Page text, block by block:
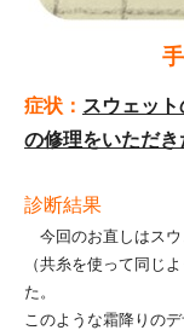
症状： スウェッ
の修理をいただき
診断結果
今回のお直しはス
（共糸を使って同じ
た。
このような霜降りの